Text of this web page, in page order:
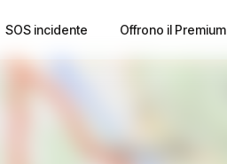
SOS incidente Offrono il Premium